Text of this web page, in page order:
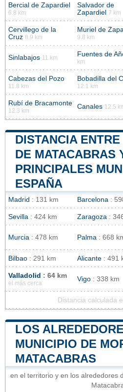
Bercial de Zapardiel
6.8 km
Salvador de
Zapardiel
7 km
Cervillego de la
Cruz 8.9 km
Muriel de
9.8 km
Sinlabajos 11 km Fuentes de
km
Cabezas del Pozo
11.8 km
Bobadilla del
12.1 km
Rubí de Bracamonte
12.3 km
Canales 12.5
DISTANCIA
DE MATACABRAS
PRINCIPALES
ESPAÑA
Madrid : 131 km Barcelona :
Sevilla : 424 km Zaragoza :
Murcia : 478 km Palma : 668
Bilbao : 291 km Alicante : 491
Valladolid : 64 km
el más cerca
Vigo : 338 km
Distancia calculada
LOS
MUNICIPIO DE
MATACABRAS
en el territorio y en los alrededores